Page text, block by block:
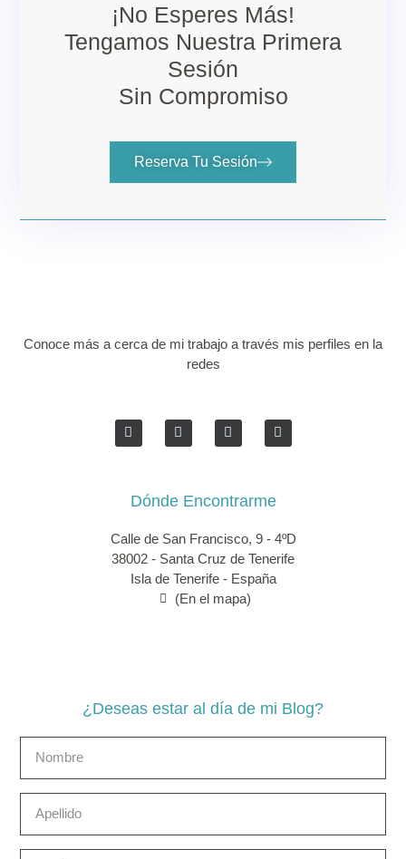
¡No Esperes Más!
Tengamos Nuestra Primera
Sesión
Sin Compromiso
Reserva Tu Sesión
Conoce más a cerca de mi trabajo a través mis perfiles en la
redes
Dónde Encontrarme
Calle de San Francisco, 9 - 4ºD
38002 - Santa Cruz de Tenerife
Isla de Tenerife - España
(En el mapa)
¿Deseas estar al día de mi Blog?